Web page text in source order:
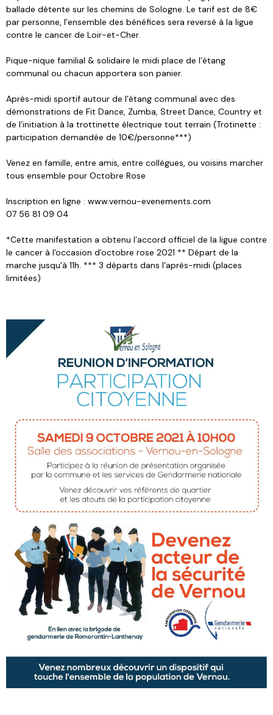
ballade détente sur les chemins de Sologne. Le tarif est de 8€
par personne, l’ensemble des bénéfices sera reversé à la ligue
contre le cancer de Loir-et-Cher.
Pique-nique familial & solidaire le midi place de l’étang
communal ou chacun apportera son panier.
Après-midi sportif autour de l’étang communal avec des
démonstrations de Fit Dance, Zumba, Street Dance, Country et
de l’initiation à la trottinette électrique tout terrain (Trotinette :
participation demandée de 10€/personne***)
Venez en famille, entre amis, entre collègues, ou voisins marcher
tous ensemble pour Octobre Rose
Inscription en ligne : www.vernou-evenements.com
07 56 81 09 04
*Cette manifestation a obtenu l'accord officiel de la ligue contre
le cancer à l'occasion d'octobre rose 2021 ** Départ de la
marche jusqu'à 11h. *** 3 départs dans l'après-midi (places
limitées)